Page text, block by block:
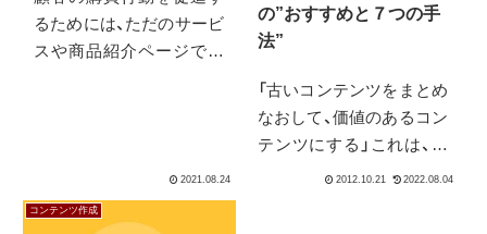
るためには、ただのサービ
スや商品紹介ページでは
際に気をつけるべきポイ
ントと、現状ある事例コン
の”おすすめと７つの手
法”
「古いコンテンツをまとめ
なおして、価値のあるコン
テンツにする」これは、情
報を集める側にとっては、
コンテンツ作成